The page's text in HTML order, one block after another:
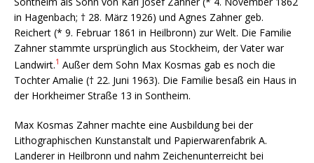
in Hagenbach; † 28. März 1926) und Agnes Zahner geb.
Reichert (* 9. Februar 1861 in Heilbronn) zur Welt. Die Familie
Zahner stammte ursprünglich aus Stockheim, der Vater war
Landwirt.1 Außer dem Sohn Max Kosmas gab es noch die
Tochter Amalie († 22. Juni 1963). Die Familie besaß ein Haus in
der Horkheimer Straße 13 in Sontheim.
Max Kosmas Zahner machte eine Ausbildung bei der
Lithographischen Kunstanstalt und Papierwarenfabrik A.
Landerer in Heilbronn und nahm Zeichenunterreicht bei